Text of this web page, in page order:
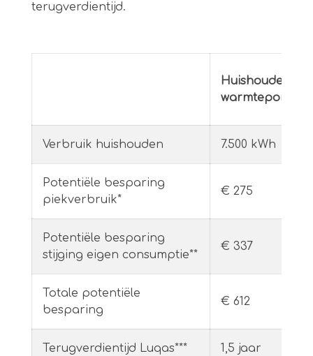
terugverdientijd.
Huishouden
warmtepomp
Verbruik huishouden 7.500 kWh
Potentiële besparing
piekverbruik*
€ 275
Potentiële besparing
stijging eigen consumptie**
€ 337
Totale potentiële
besparing
€ 612
Terugverdientijd Luqas*** 1,5 jaar